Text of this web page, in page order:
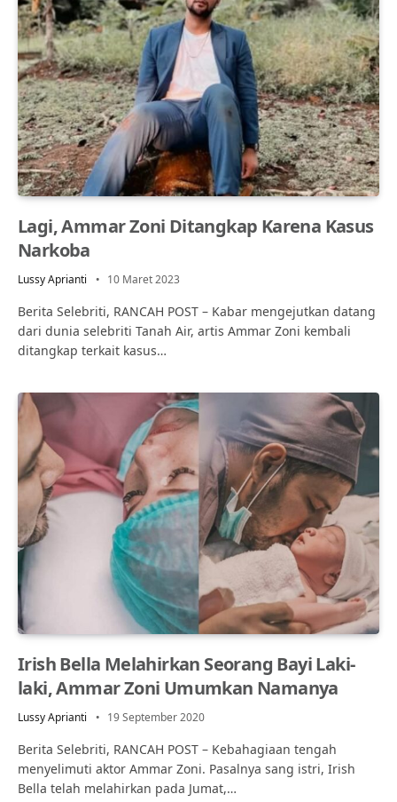
Lagi, Ammar Zoni Ditangkap Karena Kasus
Narkoba
Lussy Aprianti 10 Maret 2023
Berita Selebriti, RANCAH POST – Kabar mengejutkan datang
dari dunia selebriti Tanah Air, artis Ammar Zoni kembali
ditangkap terkait kasus…
Irish Bella Melahirkan Seorang Bayi Laki-
laki, Ammar Zoni Umumkan Namanya
Lussy Aprianti 19 September 2020
Berita Selebriti, RANCAH POST – Kebahagiaan tengah
menyelimuti aktor Ammar Zoni. Pasalnya sang istri, Irish
Bella telah melahirkan pada Jumat,…